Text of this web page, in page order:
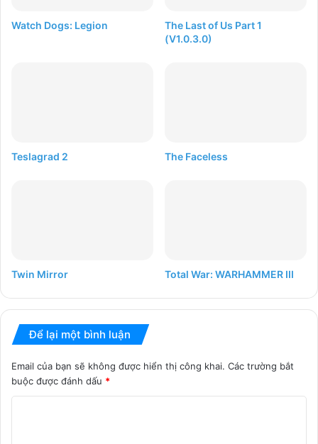
Watch Dogs: Legion
The Last of Us Part 1
(V1.0.3.0)
Teslagrad 2 The Faceless
Twin Mirror Total War: WARHAMMER III
Để lại một bình luận
Email của bạn sẽ không được hiển thị công khai. Các trường bắt
buộc được đánh dấu *